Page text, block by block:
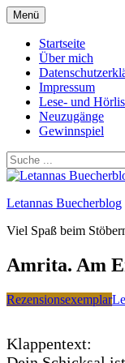
Zum
Inhalt
springen
Menü
Startseite
Über mich
Impressum
Lese- und
Neuzugänge
Gewinnspiel
Letannas Buecherblog
Viel Spaß beim
Amrita. Am
Rezensionsexemplar
Klappentext: